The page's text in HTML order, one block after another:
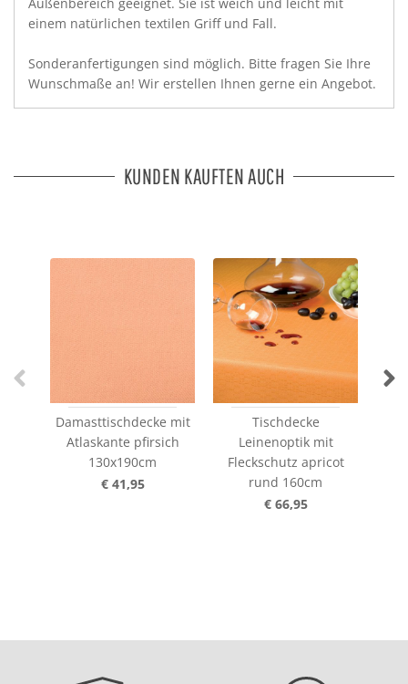
einem natürlichen textilen Griff und Fall.
Sonderanfertigungen sind möglich. Bitte fragen Sie Ihre
Wunschmaße an! Wir erstellen Ihnen gerne ein Angebot.
KUNDEN KAUFTEN AUCH
Damasttischdecke mit
Atlaskante pfirsich
130x190cm
€ 41,95
Tischdecke
Leinenoptik mit
Fleckschutz apricot
rund 160cm
€ 66,95